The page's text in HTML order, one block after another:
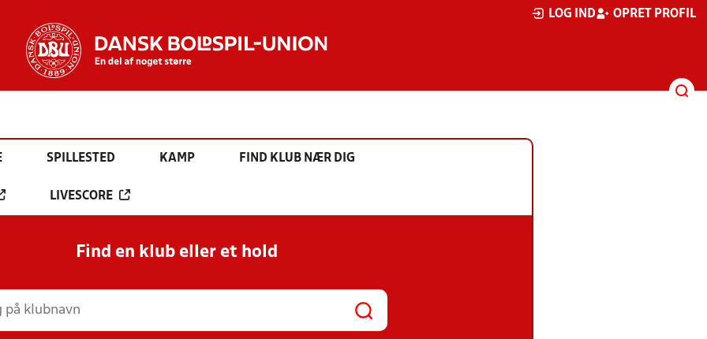
LOG IND OPRET PROFIL
SPILLESTED KAMP FIND KLUB NÆR DIG
LIVESCORE
Find en klub eller et hold